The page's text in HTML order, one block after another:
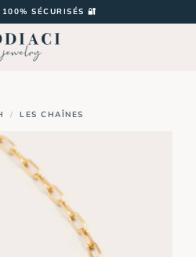
SÉCURISÉS 🔐
/ LES CHAÎNES